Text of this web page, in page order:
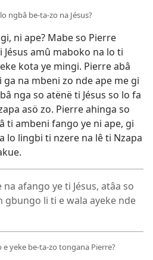
ngbâ be-ta-zo na Jésus?
ni ape? Mabe so Pierre
amû maboko na lo ti
kota ye mingi. Pierre abâ
na mbeni zo nde ape me gi
nga so atënë ti Jésus so lo fa
asö zo. Pierre ahinga so
ti ambeni fango ye ni ape, gi
lo lingbi ti nzere na lê ti Nzapa
afango ye ti Jésus, atâa so
gbungo li ti e wala ayeke nde
e yeke be-ta-zo tongana Pierre?